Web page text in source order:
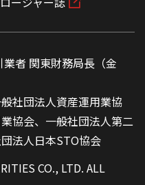
者 関東財務局長（金
社団法人資産運用業協
協会、一般社団法人第二
法人日本STO協会
CO., LTD. ALL